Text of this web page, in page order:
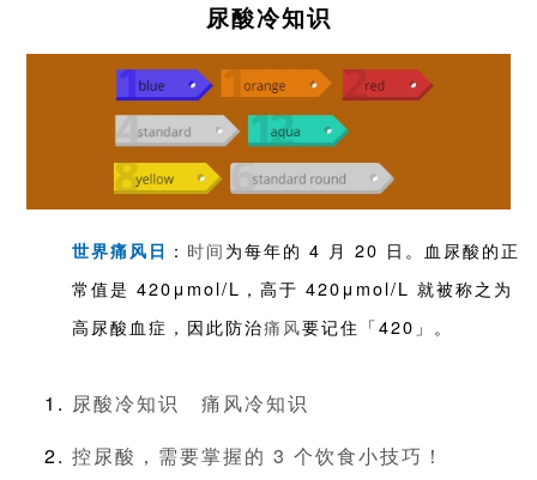
尿酸冷知识
世界痛风日 ： 时间为每年的 4 月 20 日。血尿酸的正
常值是 420μmol/L，高于 420μmol/L 就被称之为
高尿酸血症，因此防治痛风要记住「420」。
尿酸冷知识
痛风冷知识
控尿酸，需要掌握的 3 个饮食小技巧！